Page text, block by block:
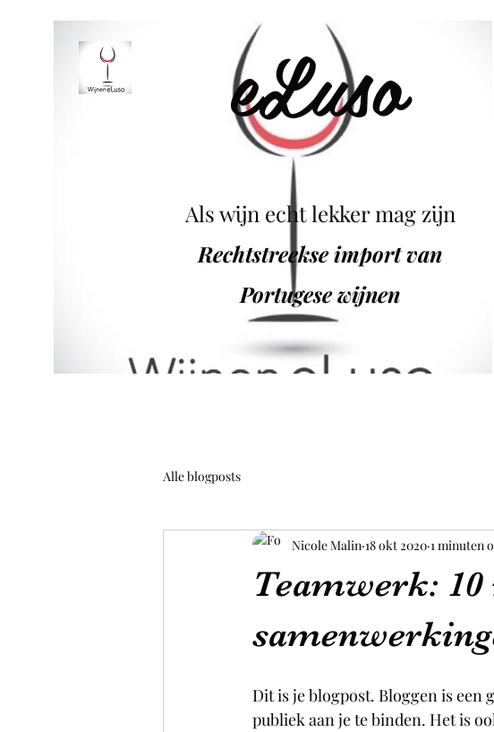
eLuso
Als wijn echt lekker mag zijn
Rechtstreekse import van
Portugese wijnen
Alle blogposts
Teamwerk:
Nicole Malin 18 okt 2020 1 minuten
Dit is je blogpost. Bloggen is een
publiek aan je te binden. Het is